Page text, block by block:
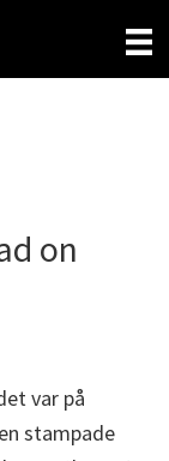
on
var på
stampade